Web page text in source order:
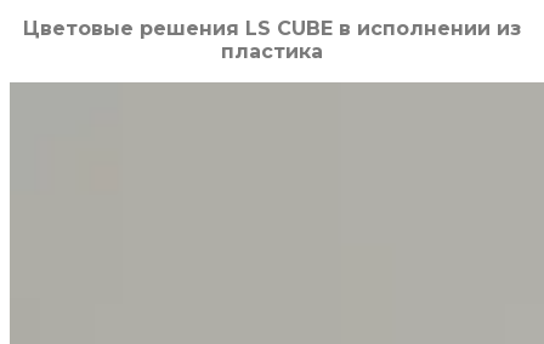
Цветовые решения LS CUBE в исполнении из
пластика